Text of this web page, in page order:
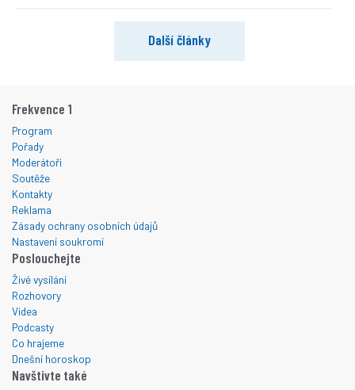
Další články
Frekvence 1
Program
Pořady
Moderátoři
Soutěže
Kontakty
Reklama
Zásady ochrany osobních údajů
Nastavení soukromí
Poslouchejte
Živé vysílání
Rozhovory
Videa
Podcasty
Co hrajeme
Dnešní horoskop
Navštivte také